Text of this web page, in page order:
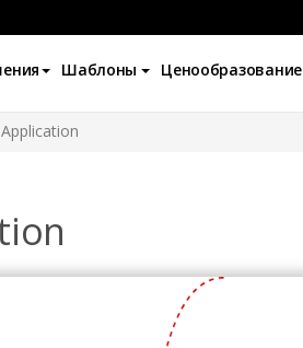
Шаблоны Ценообразование